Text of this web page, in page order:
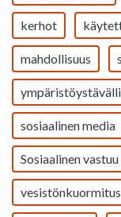
kerhot
mahdollisuus
sosiaalinen media
Sosiaalinen vastuu
vesistönkuormitus